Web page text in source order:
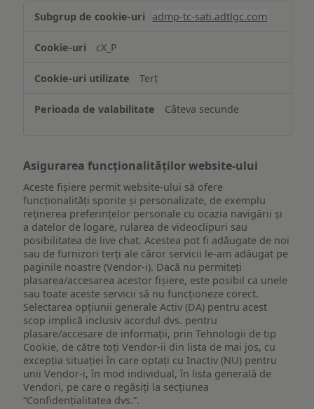
Stocarea
și/sau
accesarea
informațiilor
pe
dispozitiv
admp-tc-sati.adtlgc.com
cX_P
Terț
Câteva secunde
Asigurarea funcționalităților website-ului
Aceste fișiere permit website-ului să ofere
funcționalități sporite și personalizate, de exemplu
reţinerea preferinţelor personale cu ocazia navigării și
a datelor de logare, rularea de videoclipuri sau
posibilitatea de live chat. Acestea pot fi adăugate de noi
sau de furnizori terți ale căror servicii le-am adăugat pe
paginile noastre (Vendor-i). Dacă nu permiteți
plasarea/accesarea acestor fișiere, este posibil ca unele
sau toate aceste servicii să nu funcționeze corect.
Selectarea opțiunii generale Activ (DA) pentru acest
scop implică inclusiv acordul dvs. pentru
plasare/accesare de informații, prin Tehnologii de tip
Cookie, de către toți Vendor-ii din lista de mai jos, cu
excepția situației în care optați cu Inactiv (NU) pentru
unii Vendor-i, în mod individual, în lista generală de
Vendori, pe care o regăsiți la secțiunea
“Confidențialitatea dvs.”.